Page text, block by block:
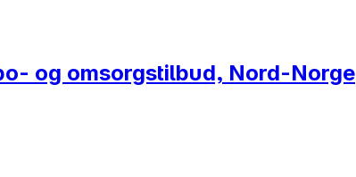
og omsorgstilbud, Nord-Norge